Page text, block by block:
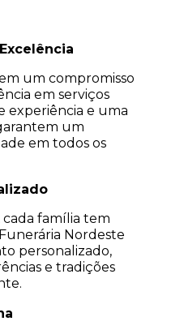
um compromisso
em serviços
experiência e uma
um
em todos os
família tem
Nordeste
personalizado,
e tradições